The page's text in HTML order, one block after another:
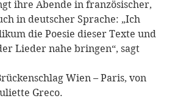
ihre Abende in französischer,
in deutscher Sprache: „Ich
die Poesie dieser Texte und
Lieder nahe bringen“, sagt
Wien – Paris, von
Greco.